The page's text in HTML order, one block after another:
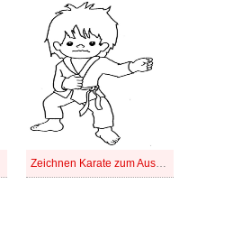
Zeichnen Karate zum Ausdrucken für Kinder